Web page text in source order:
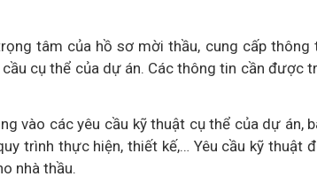
tâm của hồ sơ mời thầu, cung cấp thông
cụ thể của dự án. Các thông tin cần được
vào các yêu cầu kỹ thuật cụ thể của dự án,
trình thực hiện, thiết kế,… Yêu cầu kỹ thuật
nhà thầu.